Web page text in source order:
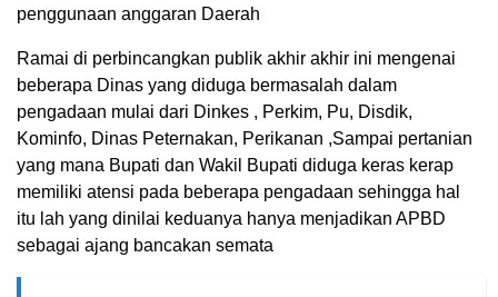
penggunaan anggaran Daerah
Ramai di perbincangkan publik akhir akhir ini mengenai
beberapa Dinas yang diduga bermasalah dalam
pengadaan mulai dari Dinkes , Perkim, Pu, Disdik,
Kominfo, Dinas Peternakan, Perikanan ,Sampai pertanian
yang mana Bupati dan Wakil Bupati diduga keras kerap
memiliki atensi pada beberapa pengadaan sehingga hal
itu lah yang dinilai keduanya hanya menjadikan APBD
sebagai ajang bancakan semata